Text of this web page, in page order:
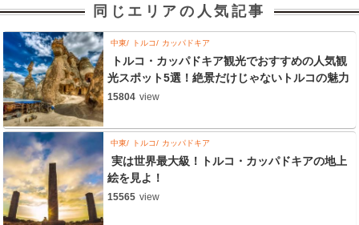
同じエリアの人気記事
中東 トルコ カッパドキア
トルコ・カッパドキア観光でおすすめの人気観
光スポット5選！絶景だけじゃないトルコの魅力
15804 view
中東 トルコ カッパドキア
実は世界最大級！トルコ・カッパドキアの地上
絵を見よ！
15565 view